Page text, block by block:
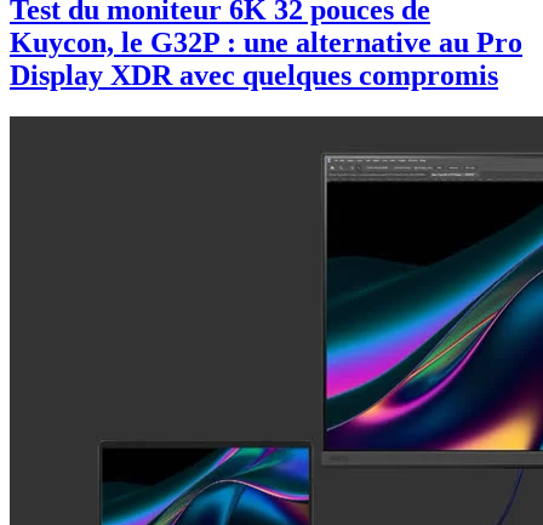
Test du moniteur 6K 32 pouces de
Kuycon, le G32P : une alternative au Pro
Display XDR avec quelques compromis